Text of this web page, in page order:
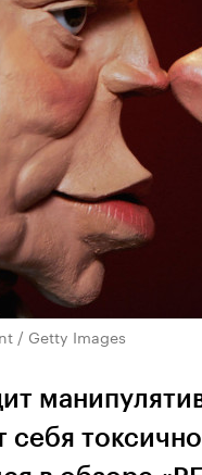
/ Getty Images
себя